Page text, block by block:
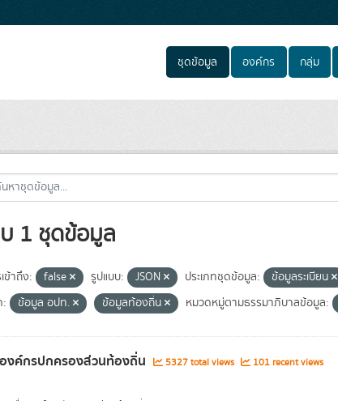
ชุดข้อมูล องค์กร กลุ่ม
1 ชุดข้อมูล
ข้าถึง: false รูปแบบ: JSON ประเภทชุดข้อมูล:
ข้อมูลระเบียน
:
ข้อมูล อปท. ข้อมูลท้องถิ่น หมวดหมู่ตามธรรมาภิบาลข้อมูล:
งค์กรปกครองส่วนท้องถิ่น 5327 total views 101 recent views